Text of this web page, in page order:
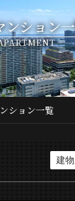
ンション
ション一覧